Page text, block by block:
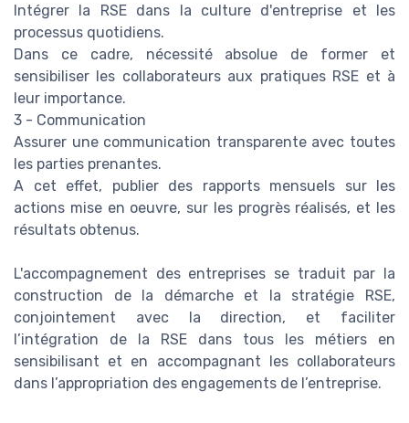
Intégrer la RSE dans la culture d'entreprise et les
processus quotidiens.
Dans ce cadre, nécessité absolue de former et
sensibiliser les collaborateurs aux pratiques RSE et à
leur importance.
3 - Communication
Assurer une communication transparente avec toutes
les parties prenantes.
A cet effet, publier des rapports mensuels sur les
actions mise en oeuvre, sur les progrès réalisés, et les
résultats obtenus.
L'accompagnement des entreprises se traduit par la
construction de la démarche et la stratégie RSE,
conjointement avec la direction, et faciliter
l’intégration de la RSE dans tous les métiers en
sensibilisant et en accompagnant les collaborateurs
dans l’appropriation des engagements de l’entreprise.